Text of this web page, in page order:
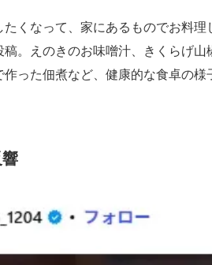
くなって、家にあるものでお料理
。えのきのお味噌汁、きくらげ
った佃煮など、健康的な食卓の様